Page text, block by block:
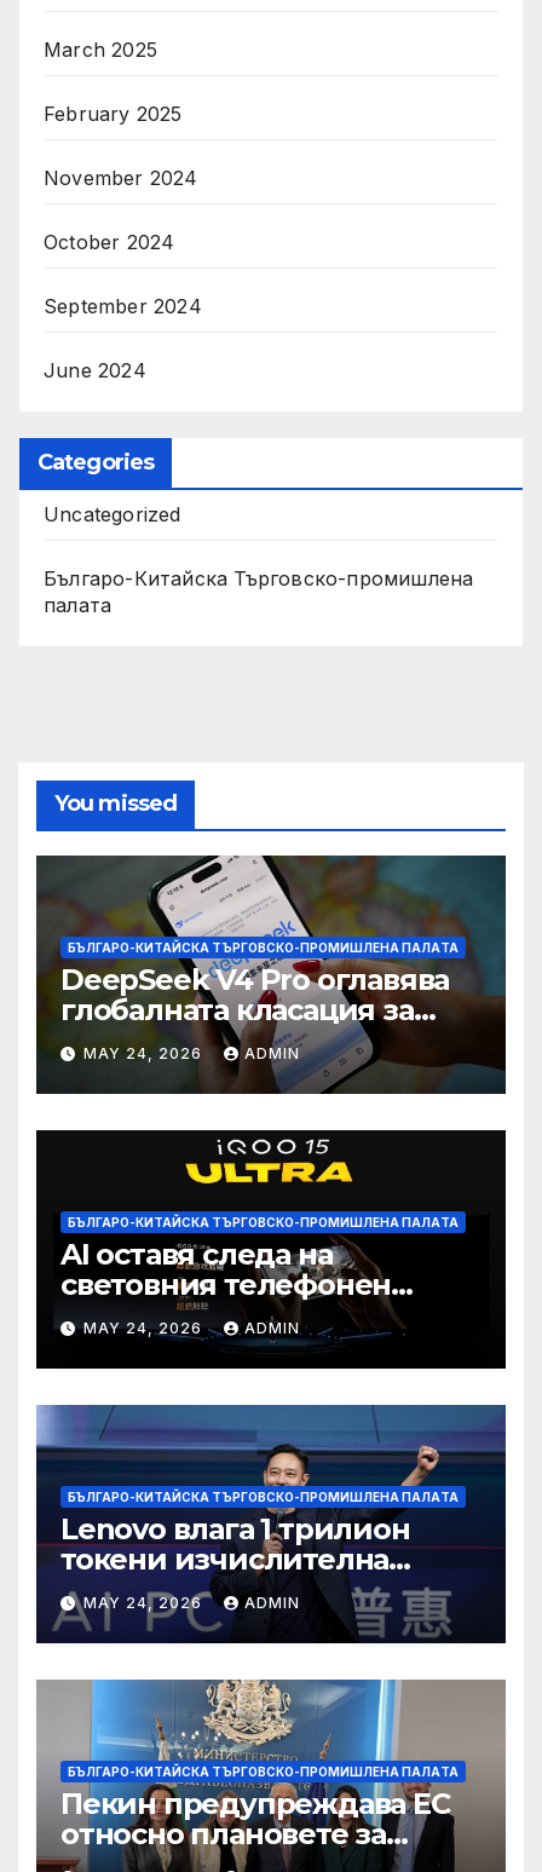
March 2025
February 2025
November 2024
October 2024
September 2024
June 2024
Categories
Uncategorized
Българо-Китайска Търговско-промишлена
палaта
You missed
БЪЛГАРО-КИТАЙСКА ТЪРГОВСКО-ПРОМИШЛЕНА ПАЛAТА
DeepSeek V4 Pro оглавява
глобалната класация за
печалба след 75%
намаление на цената
MAY 24, 2026 ADMIN
БЪЛГАРО-КИТАЙСКА ТЪРГОВСКО-ПРОМИШЛЕНА ПАЛAТА
AI оставя следа на
световния телефонен
пазар
MAY 24, 2026 ADMIN
БЪЛГАРО-КИТАЙСКА ТЪРГОВСКО-ПРОМИШЛЕНА ПАЛAТА
Lenovo влага 1 трилион
токени изчислителна
мощност в AI екосистемата
MAY 24, 2026 ADMIN
БЪЛГАРО-КИТАЙСКА ТЪРГОВСКО-ПРОМИШЛЕНА ПАЛAТА
Пекин предупреждава ЕС
относно плановете за
насочване към китайски